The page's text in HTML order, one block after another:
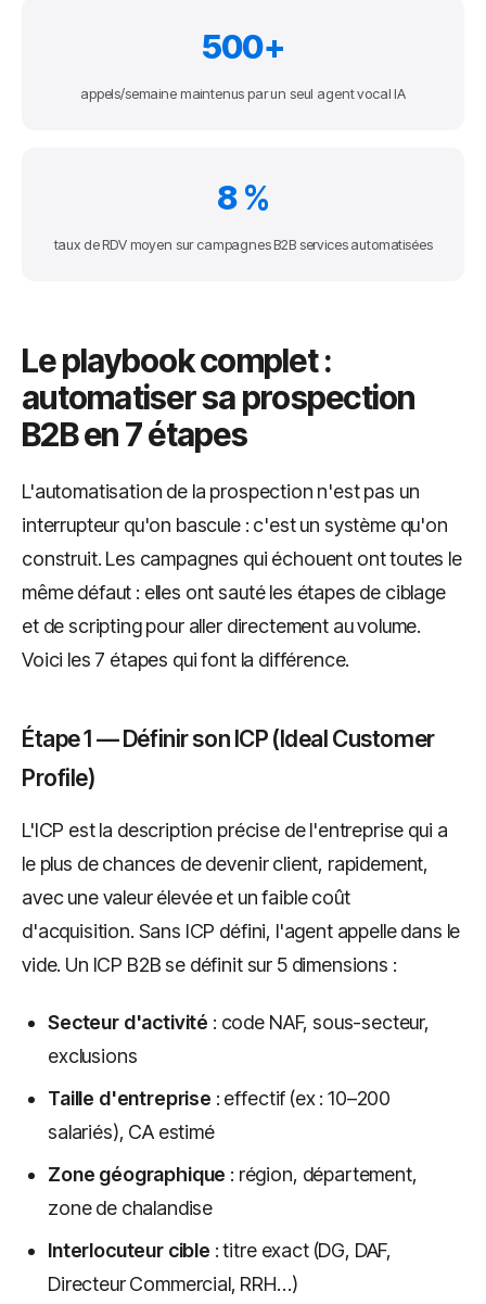
500+
appels/semaine maintenus par un seul agent vocal IA
8 %
taux de RDV moyen sur campagnes B2B services automatisées
Le playbook complet :
automatiser sa prospection
B2B en 7 étapes
L'automatisation de la prospection n'est pas un
interrupteur qu'on bascule : c'est un système qu'on
construit. Les campagnes qui échouent ont toutes le
même défaut : elles ont sauté les étapes de ciblage
et de scripting pour aller directement au volume.
Voici les 7 étapes qui font la différence.
Étape 1 — Définir son ICP (Ideal Customer
Profile)
L'ICP est la description précise de l'entreprise qui a
le plus de chances de devenir client, rapidement,
avec une valeur élevée et un faible coût
d'acquisition. Sans ICP défini, l'agent appelle dans le
vide. Un ICP B2B se définit sur 5 dimensions :
Secteur d'activité : code NAF, sous-secteur,
exclusions
Taille d'entreprise : effectif (ex : 10–200
salariés), CA estimé
Zone géographique : région, département,
zone de chalandise
Interlocuteur cible : titre exact (DG, DAF,
Directeur Commercial, RRH…)